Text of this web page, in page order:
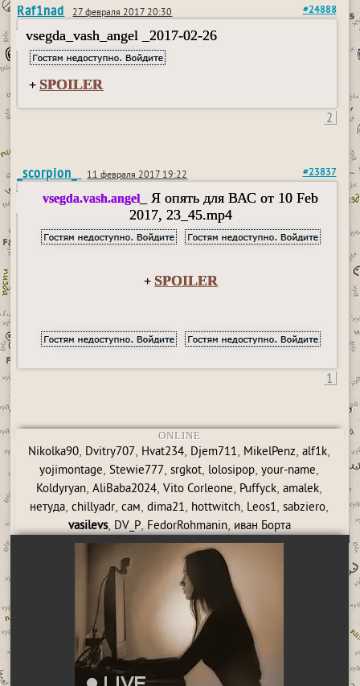
Raf1nad 27 февраля 2017 20:30 #24888
vsegda_vash_angel _2017-02-26
+ SPOILER
2
_scorpion_ 11 февраля 2017 19:22 #23837
vsegda.vash.angel_ Я опять для ВАС от 10 Feb
2017, 23_45.mp4
+ SPOILER
1
ONLINE
Nikolka90, Dvitry707, Hvat234, Djem711, MikelPenz,alf1k,
yojimontage,Stewie777,srgkot, lolosipop,your-name,
Koldyryan,AliBaba2024,Vito Corleone, Puffyck,amalek,
нетуда,chillyadr,сам,dima21, hottwitch, Leos1,sabziero,
vasilevs, DV_P, FedorRohmanin, иван Борта